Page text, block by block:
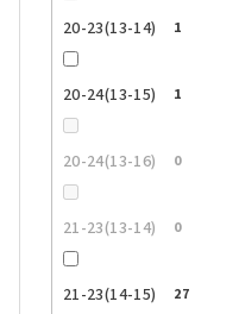
20-23(13-14) 1
20-24(13-15) 1
20-24(13-16) 0
21-23(13-14) 0
21-23(14-15) 27